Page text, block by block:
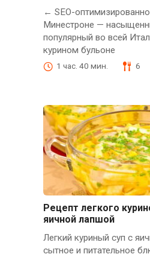
← SEO-
Минестроне —
популярный во всей
курином бульоне
1 час. 40 мин. 6
Рецепт легкого
яичной лапшой
Легкий куриный суп с
сытное и питательное